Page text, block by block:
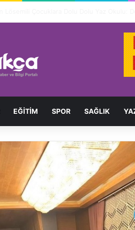
EĞITIM SPOR SAĞLIK